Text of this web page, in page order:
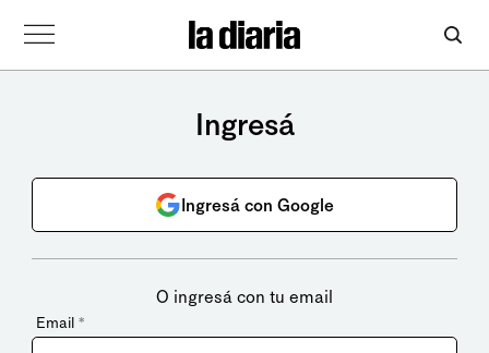
Ingresá
Ingresá con Google
O ingresá con tu email
Email *